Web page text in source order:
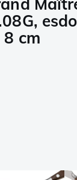
cm